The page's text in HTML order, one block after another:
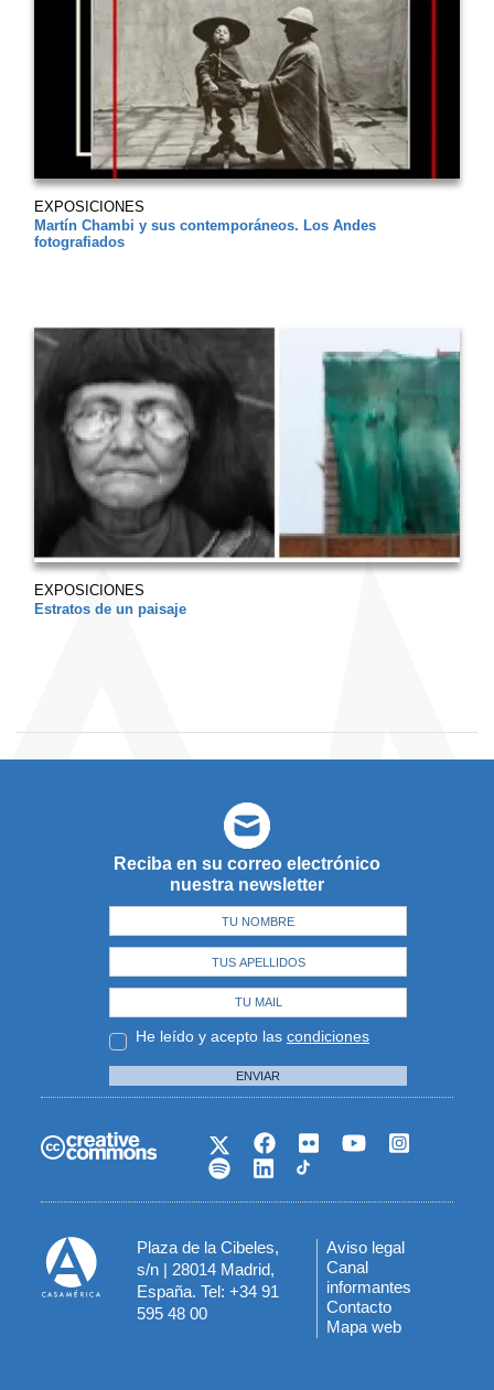
EXPOSICIONES
Martín Chambi y sus contemporáneos. Los Andes
fotografiados
EXPOSICIONES
Estratos de un paisaje
Reciba en su correo electrónico
nuestra newsletter
He leído y acepto las condiciones
ENVIAR
Plaza de la Cibeles,
s/n | 28014 Madrid,
España. Tel: +34 91
595 48 00
Menú
del
pie
Aviso legal
Canal
informantes
Contacto
Mapa web